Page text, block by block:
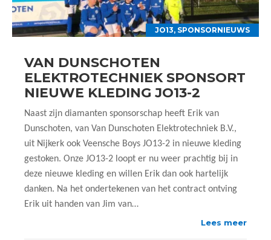
JO13, SPONSORNIEUWS
VAN DUNSCHOTEN
ELEKTROTECHNIEK SPONSORT
NIEUWE KLEDING JO13-2
Naast zijn diamanten sponsorschap heeft Erik van
Dunschoten, van Van Dunschoten Elektrotechniek B.V.,
uit Nijkerk ook Veensche Boys JO13-2 in nieuwe kleding
gestoken. Onze JO13-2 loopt er nu weer prachtig bij in
deze nieuwe kleding en willen Erik dan ook hartelijk
danken. Na het ondertekenen van het contract ontving
Erik uit handen van Jim van…
Lees meer